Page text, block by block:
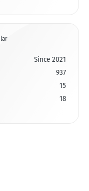
Since 2021
937
15
18